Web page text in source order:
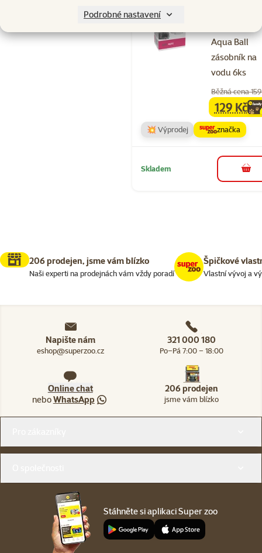
Podrobné nastavení
uhlíkový pro
Aqua Ball
zásobník na
vodu 6ks
Běžná cena
family
129 Kč
💥 Výprodej značka
Skladem do
206 prodejen, jsme vám blízko
Naši experti na prodejnách vám vždy poradí
Špičkové
Vlastní vývoj a
Napište nám
eshop@superzoo.cz
321 000 180
Po–Pá 7:00 – 18:00
Online chat
neboWhatsApp
206 prodejen
jsme vám blízko
Stáhněte si aplikaci Super zoo